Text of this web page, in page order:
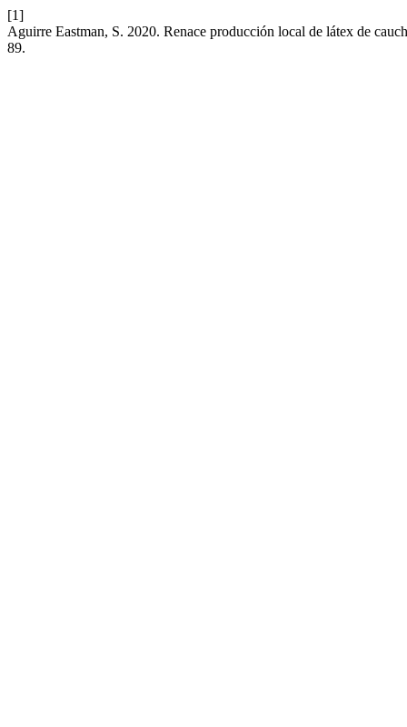
[1]
Aguirre Eastman, S. 2020. Renace producción local de látex de
89.